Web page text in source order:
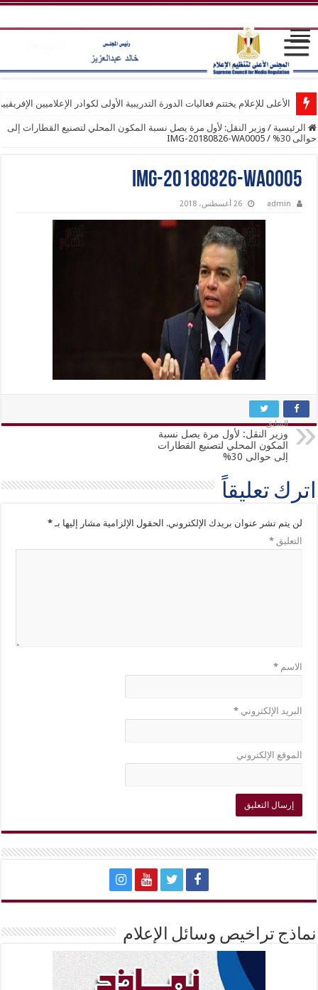
الأعلى للإعلام يختتم فعاليات الدورة التدريبية الأولى لكوادر الإعلاميين
الرئيسية / وزير النقل: لأول مرة يصل نسبة المكون المحلي لتصنيع القطارات إلى
حوالى 30%
/
IMG-20180826-WA0005
IMG-20180826-WA0005
admin 26 أغسطس، 2018
السابق
وزير النقل: لأول مرة يصل نسبة
المكون المحلي لتصنيع القطارات
إلى حوالى 30%
اترك تعليقاً
لن يتم نشر عنوان بريدك الإلكتروني. الحقول الإلزامية مشار إليها بـ*
التعليق*
الاسم*
البريد الإلكتروني*
الموقع الإلكتروني
نماذج تراخيص وسائل الإعلام